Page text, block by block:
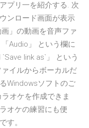
プリ一を紹介する. 次
ンロード画面が表示
」の動画を音声ファ
Audio」 という欄に
link as`」 という
イルからボーカルだ
Windowsソフトのご
オケを作成できま
オケの練習にも便
す。